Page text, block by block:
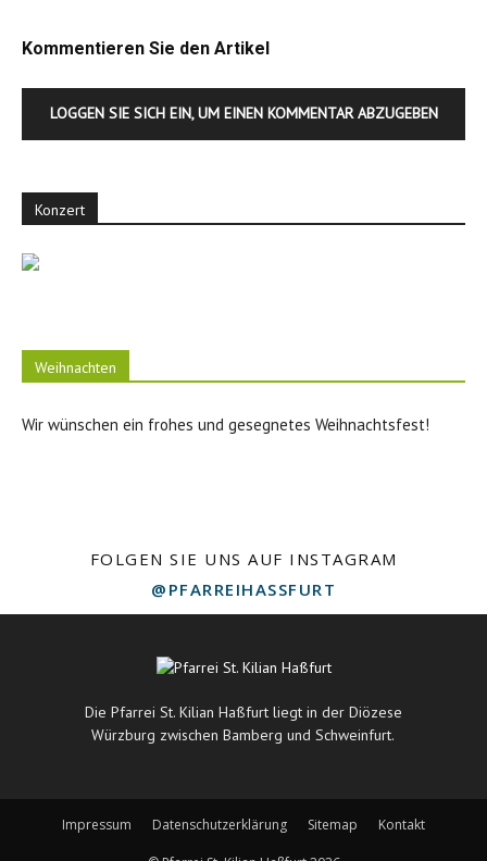
Kommentieren Sie den Artikel
LOGGEN SIE SICH EIN, UM EINEN KOMMENTAR ABZUGEBEN
Konzert
Weihnachten
Wir wünschen ein frohes und gesegnetes Weihnachtsfest!
FOLGEN SIE UNS AUF INSTAGRAM
@PFARREIHASSFURT
Die Pfarrei St. Kilian Haßfurt liegt in der Diözese
Würzburg zwischen Bamberg und Schweinfurt.
Impressum Datenschutzerklärung Sitemap Kontakt